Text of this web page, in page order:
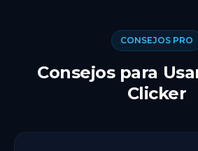
CONSEJOS PRO
Consejos para
Clicker